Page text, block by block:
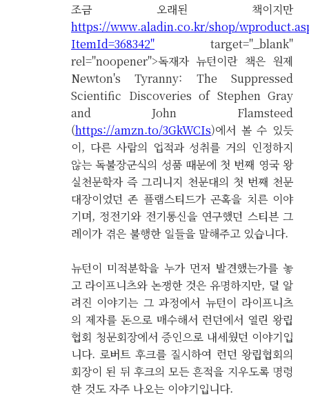
조금 오래된 책이지만
https://www.aladin.co.kr/shop/
ItemId=368342" target="_blank"
rel="noopener">독재자 뉴턴이란 책은 원제
Newton's Tyranny: The Suppressed
Scientific Discoveries of Stephen Gray
and John Flamsteed
(https://amzn.to/3GkWCIs)에서 볼 수 있듯
이, 다른 사람의 업적과 성취를 거의 인정하지
않는 독불장군식의 성품 때문에 첫 번째 영국 왕
실천문학자 즉 그리니지 천문대의 첫 번째 천문
대장이었던 존 플램스티드가 곤혹을 치른 이야
기며, 정전기와 전기통신을 연구했던 스티븐 그
레이가 겪은 불행한 일들을 말해주고 있습니다.
뉴턴이 미적분학을 누가 먼저 발견했는가를 놓
고 라이프니츠와 논쟁한 것은 유명하지만, 덜 알
려진 이야기는 그 과정에서 뉴턴이 라이프니츠
의 제자를 돈으로 매수해서 런던에서 열린 왕립
협회 청문회장에서 증인으로 내세웠던 이야기입
니다. 로버트 후크를 질시하여 런던 왕립협회의
회장이 된 뒤 후크의 모든 흔적을 지우도록 명령
한 것도 자주 나오는 이야기입니다.